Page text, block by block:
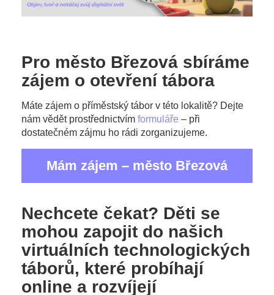
Pro město Březová sbíráme
zájem o otevření tábora
Máte zájem o příměstský tábor v této lokalitě? Dejte
nám vědět prostřednictvím formuláře – při
dostatečném zájmu ho rádi zorganizujeme.
Mám zájem – město Březová
Nechcete čekat? Děti se
mohou zapojit do našich
virtuálních technologických
táborů, které probíhají
online a rozvíjejí